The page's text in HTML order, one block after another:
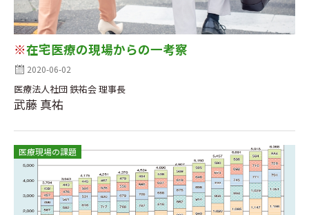
※在宅医療の現場からの一考察
2020-06-02
医療法人社団 鉄祐会 理事長
武藤 真祐
医療現場の課題